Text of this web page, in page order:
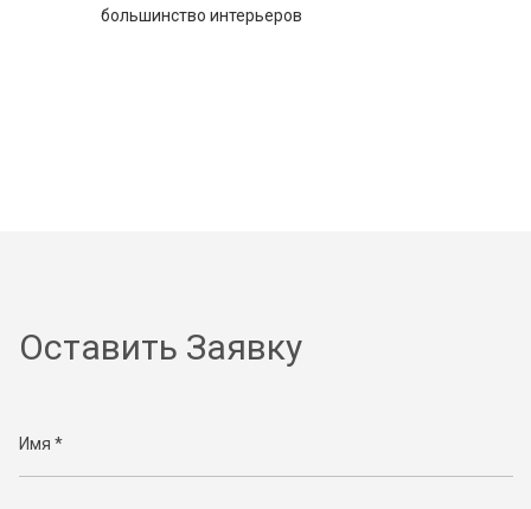
большинство интерьеров
Оставить Заявку